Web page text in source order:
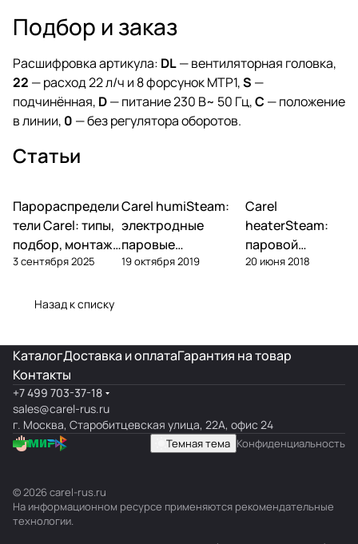
Подбор и заказ
Расшифровка артикула: DL— вентиляторная головка,
22 — расход 22 л/ч и 8 форсунок MTP1,S —
подчинённая, D— питание 230 В~ 50 Гц,C — положение
в линии, 0 — без регулятора оборотов.
Статьи
Увлажнение
Парораспредели
тели Carel: типы,
подбор, монтаж
— DP, VRDXL,
3 сентября 2025
Увлажнение
Carel humiSteam:
электродные
паровые
увлажнители —
19 октября 2019
Увлажнение
Carel
heaterSteam:
паровой
увлажнитель с
20 июня 2018
Назад к списку
КаталогДоставка и оплатаГарантия на товар
Контакты
+7 499 703-37-18
sales@carel-rus.ru
г. Москва, Старобитцевская улица, 22А, офис 24
Темная тема Конфиденциальность
© 2026 carel-rus.ru
На информационном ресурсе применяются рекомендательные
технологии.